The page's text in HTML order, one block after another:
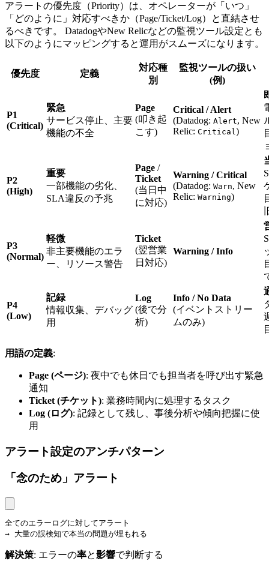
アラートの優先度（Priority）は、オペレーターが「いつ」
「どのように」対応すべきか（Page/Ticket/Log）と直結させ
るべきです。 DatadogやNew Relicなどの監視ツール設定とも
以下のようにマッピングすると運用がスムーズになります。
優先度 定義
対応種
別
監視ツールの扱い
(例)
P1
(Critical)
緊急
サービス停止、主要
機能の不全
Page
(叩き起
こす)
Critical / Alert
(Datadog: Alert, New
Relic: Critical)
P2
(High)
重要
一部機能の劣化、
SLA違反の予兆
Page /
Ticket
(当日中
に対応)
Warning / Critical
(Datadog: Warn, New
Relic: Warning)
P3
(Normal)
軽微
非主要機能のエラ
ー、リソース警告
Ticket
(翌営業
日対応)
Warning / Info
P4
(Low)
記録
情報収集、デバッグ
用
Log
(後で分
析)
Info / No Data
(イベントストリー
ムのみ)
用語の定義:
Page (ページ): 夜中でも休日でも担当者を呼び出す緊急
通知
Ticket (チケット): 業務時間内に処理するタスク
Log (ログ): 記録として残し、事後分析や傾向把握に使
用
アラート設定のアンチパターン
「念のため」アラート
全てのエラーログに対してアラート
→ 大量の誤検知で本当の問題が埋もれる
解決策: エラーの率と影響で判断する